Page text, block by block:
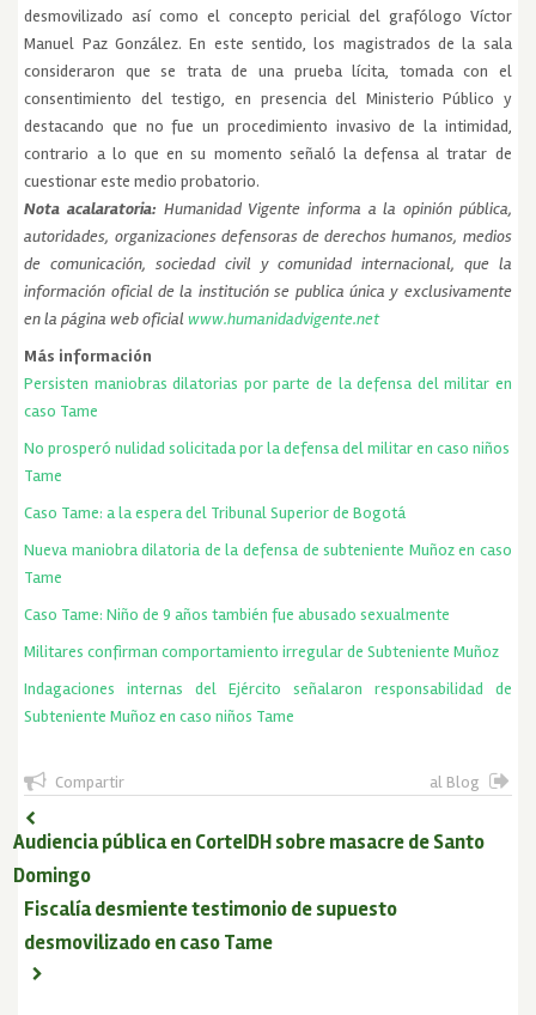
desmovilizado así como el concepto pericial del grafólogo Víctor
Manuel Paz González. En este sentido, los magistrados de la sala
consideraron que se trata de una prueba lícita, tomada con el
consentimiento del testigo, en presencia del Ministerio Público y
destacando que no fue un procedimiento invasivo de la intimidad,
contrario a lo que en su momento señaló la defensa al tratar de
cuestionar este medio probatorio.
Nota acalaratoria: Humanidad Vigente informa a la opinión pública,
autoridades, organizaciones defensoras de derechos humanos, medios
de comunicación, sociedad civil y comunidad internacional, que la
información oficial de la institución se publica única y exclusivamente
en la página web oficialwww.humanidadvigente.net
Más información
Persisten maniobras dilatorias por parte de la defensa del militar en
caso Tame
No prosperó nulidad solicitada por la defensa del militar en caso niños
Tame
Caso Tame: a la espera del Tribunal Superior de Bogotá
Nueva maniobra dilatoria de la defensa de subteniente Muñoz en caso
Tame
Caso Tame: Niño de 9 años también fue abusado sexualmente
Militares confirman comportamiento irregular de Subteniente Muñoz
Indagaciones internas del Ejército señalaron responsabilidad de
Subteniente Muñoz en caso niños Tame
Compartir al Blog
Audiencia pública en CorteIDH sobre masacre de Santo
Domingo
Fiscalía desmiente testimonio de supuesto
desmovilizado en caso Tame